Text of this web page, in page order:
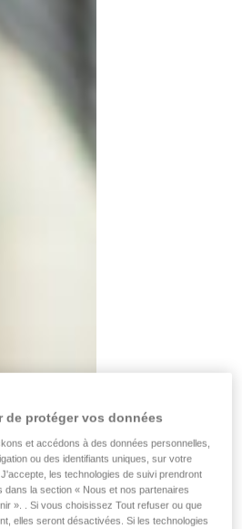
de protéger vos données
et accédons à des données personnelles,
ou des identifiants uniques, sur votre
les technologies de suivi prendront
dans la section « Nous et nos partenaires
». . Si vous choisissez Tout refuser ou que
elles seront désactivées. Si les technologies